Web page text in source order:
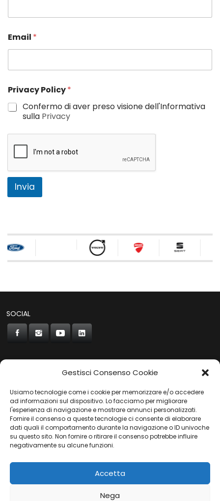
Gestisci Consenso Cookie
Usiamo tecnologie come i cookie per memorizzare e/o accedere
ad informazioni sul dispositivo. Lo facciamo per migliorare
l'esperienza di navigazione e mostrare annunci personalizzati.
Fornire il consenso a queste tecnologie ci consente di elaborare
dati quali il comportamento durante la navigazione o ID univoche
su questo sito. Non fornire o ritirare il consenso potrebbe influire
negativamente su alcune funzioni.
Accetta
Nega
Email *
Privacy Policy*
Confermo di aver preso visione dell'Informativa
sulla Privacy
Invia
SOCIAL
CONCORDE
AUTOCHIAVARI
Gruppo Carfin SPA |P.IVA: 03859710109 |Sede Legale:
Via L. Perini 50 - 16152 Genova | © 2025
PRIVACY POLICY|COOKIES POLICY